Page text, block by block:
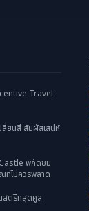
Travel
ลี่ยนสี สัมผัสเสน่ห์
พิกัดชม
ที่ไม่ควรพลาด
สตรีทสุดคูล